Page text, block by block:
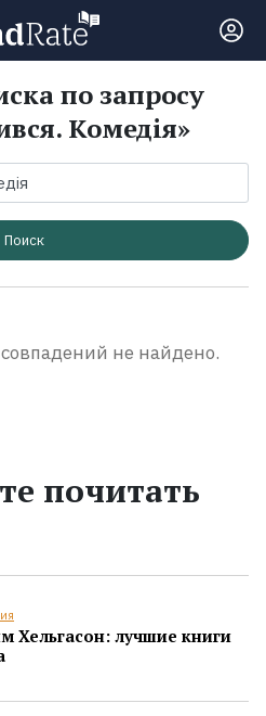
по запросу
Комедія»
Поиск
не найдено.
почитать
Хельгасон: лучшие книги